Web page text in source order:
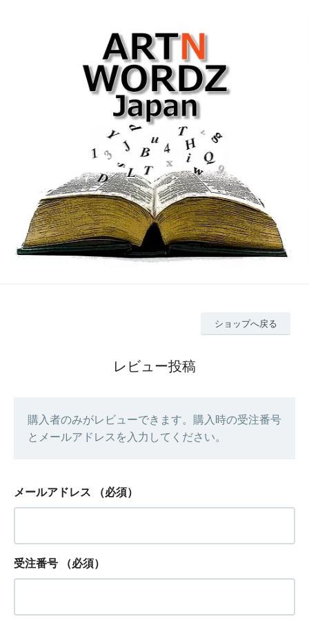
ショップへ戻る
レビュー投稿
購入者のみがレビューできます。購入時の受注番号
とメールアドレスを入力してください。
メールアドレス （必須）
受注番号 （必須）